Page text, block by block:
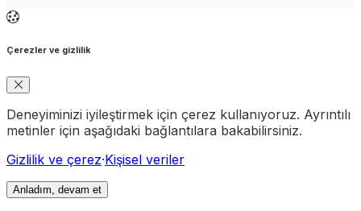
Çerezler ve gizlilik
Deneyiminizi iyileştirmek için çerez kullanıyoruz. Ayrıntılı
metinler için aşağıdaki bağlantılara bakabilirsiniz.
Gizlilik ve çerez·Kişisel veriler
Anladım, devam et